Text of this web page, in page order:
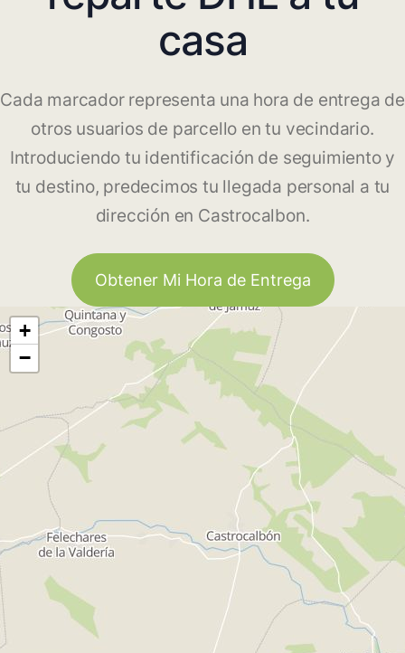
casa
Cada marcador representa una hora de entrega de
otros usuarios de parcello en tu vecindario.
Introduciendo tu identificación de seguimiento y
tu destino, predecimos tu llegada personal a tu
dirección en Castrocalbon.
Obtener Mi Hora de Entrega
+
−